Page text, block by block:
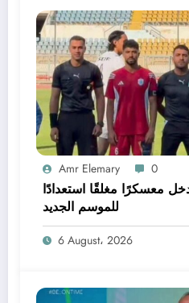
Amr Elemary 0
معسكرًا مغلقًا استعدادًا
للموسم الجديد
6 August، 2026